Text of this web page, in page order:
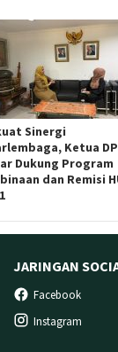
Sinergi
Ketua
Dukung Program
dan Remisi
JARINGAN
Facebook
Instagram